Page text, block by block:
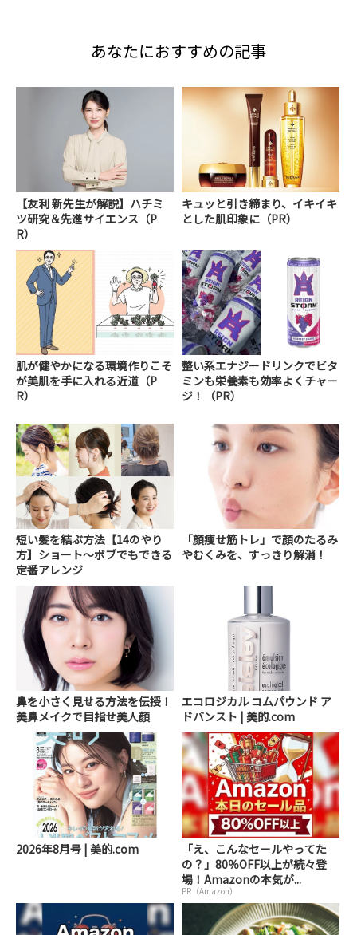
あなたにおすすめの記事
【友利 新先生が解説】ハチミ
ツ研究＆先進サイエンス（P
R）
キュッと引き締まり、イキイキ
とした肌印象に（PR）
肌が健やかになる環境作りこそ
が美肌を手に入れる近道（P
R）
整い系エナジードリンクでビタ
ミンも栄養素も効率よくチャー
ジ！（PR）
短い髪を結ぶ方法【14のやり
方】ショート～ボブでもできる
定番アレンジ
「顔痩せ筋トレ」で顔のたるみ
やむくみを、すっきり解消！
鼻を小さく見せる方法を伝授！
美鼻メイクで目指せ美人顔
エコロジカル コムパウンド ア
ドバンスト | 美的.com
2026年8月号 | 美的.com
「え、こんなセールやってた
の？」80％OFF以上が続々登
場！Amazonの本気が...
PR（Amazon）